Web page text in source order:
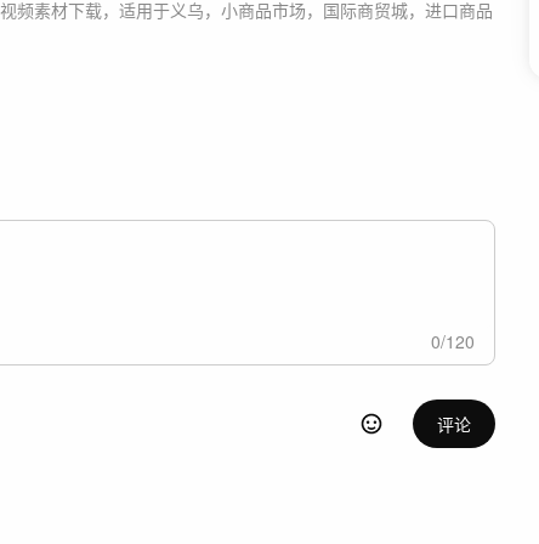
视频素材下载，适用于义乌，小商品市场，国际商贸城，进口商品
0/120
评论